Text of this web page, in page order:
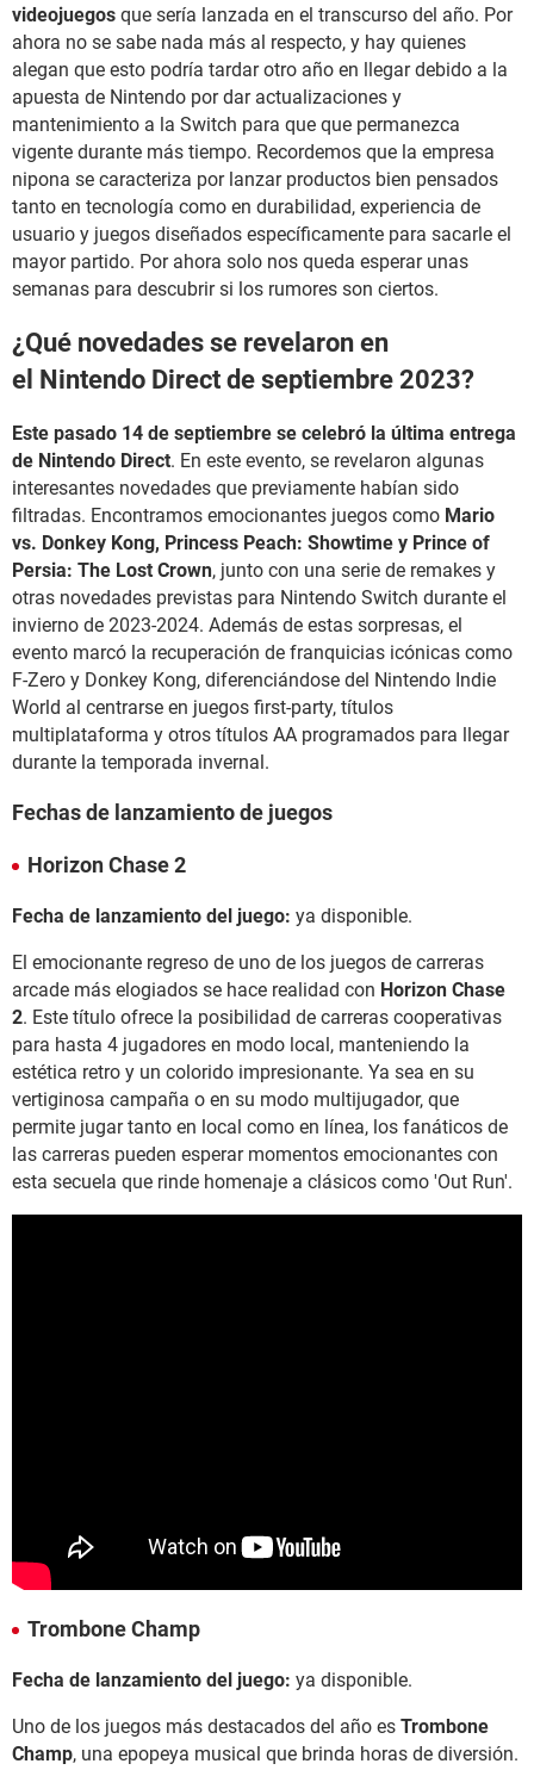
videojuegos que sería lanzada en el transcurso del año. Por
ahora no se sabe nada más al respecto, y hay quienes
alegan que esto podría tardar otro año en llegar debido a la
apuesta de Nintendo por dar actualizaciones y
mantenimiento a la Switch para que que permanezca
vigente durante más tiempo. Recordemos que la empresa
nipona se caracteriza por lanzar productos bien pensados
tanto en tecnología como en durabilidad, experiencia de
usuario y juegos diseñados específicamente para sacarle el
mayor partido. Por ahora solo nos queda esperar unas
semanas para descubrir si los rumores son ciertos.
¿Qué novedades se revelaron en
el Nintendo Direct de septiembre 2023?
Este pasado 14 de septiembre se celebró la última entrega
de Nintendo Direct. En este evento, se revelaron algunas
interesantes novedades que previamente habían sido
filtradas. Encontramos emocionantes juegos como Mario
vs. Donkey Kong, Princess Peach: Showtime y Prince of
Persia: The Lost Crown, junto con una serie de remakes y
otras novedades previstas para Nintendo Switch durante el
invierno de 2023-2024. Además de estas sorpresas, el
evento marcó la recuperación de franquicias icónicas como
F-Zero y Donkey Kong, diferenciándose del Nintendo Indie
World al centrarse en juegos first-party, títulos
multiplataforma y otros títulos AA programados para llegar
durante la temporada invernal.
Fechas de lanzamiento de juegos
Horizon Chase 2
Fecha de lanzamiento del juego: ya disponible.
El emocionante regreso de uno de los juegos de carreras
arcade más elogiados se hace realidad con Horizon Chase
2. Este título ofrece la posibilidad de carreras cooperativas
para hasta 4 jugadores en modo local, manteniendo la
estética retro y un colorido impresionante. Ya sea en su
vertiginosa campaña o en su modo multijugador, que
permite jugar tanto en local como en línea, los fanáticos de
las carreras pueden esperar momentos emocionantes con
esta secuela que rinde homenaje a clásicos como 'Out Run'.
Trombone Champ
Fecha de lanzamiento del juego: ya disponible.
Uno de los juegos más destacados del año es Trombone
Champ, una epopeya musical que brinda horas de diversión.